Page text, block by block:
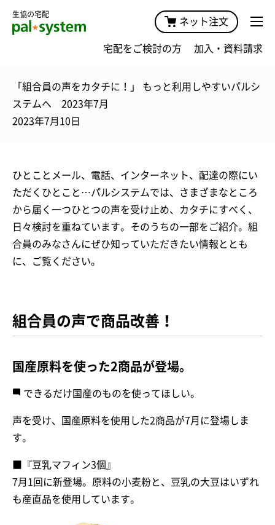
生協の宅配
ネット注文
宅配をご検討の方 加入・資料請求
「組合員の声をカタチに！」 もっと利用しやすいパルシ
ステムへ 2023年7月
2023年7月10日
ひとことメール、電話、インターネット、配達の際にい
ただくひとこと…パルシステムでは、さまざまなところ
から届く一つひとつの声を受け止め、カタチにすべく、
日々検討を重ねています。そのうちの一部をご紹介。組
合員のみなさんにぜひ知っていただきたい情報ととも
に、ご覧ください。
組合員の声で商品改善！
国産原料を使った2商品が登場。
できるだけ国産のものを使ってほしい。
声を受け、国産原料を使用した2商品が7月に登場しま
す。
■『豆乳マフィン3個』
7月1回に新登場。原料の小麦粉と、豆乳の大豆はいずれ
も産直品を使用しています。